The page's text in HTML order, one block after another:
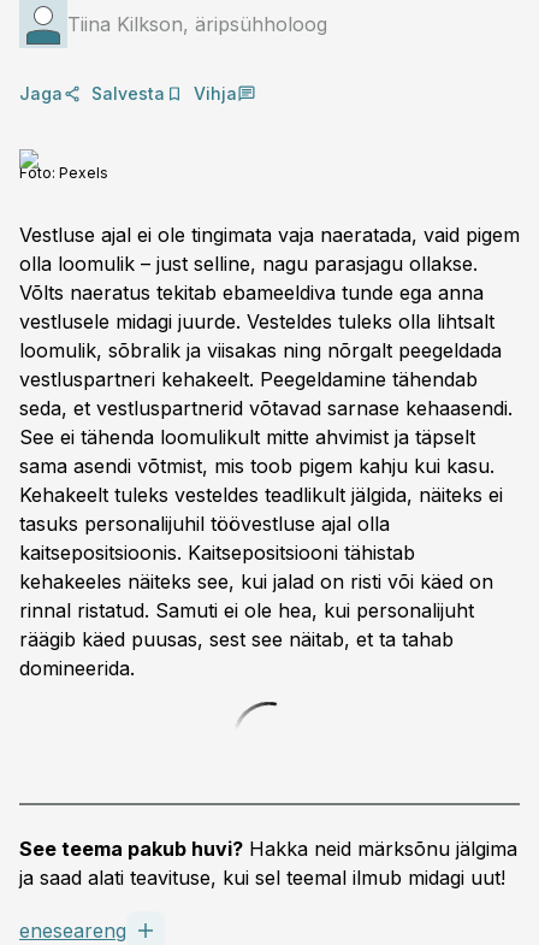
Tiina Kilkson, äripsühholoog
Jaga Salvesta Vihja
Foto: Pexels
Vestluse ajal ei ole tingimata vaja naeratada, vaid pigem
olla loomulik – just selline, nagu parasjagu ollakse.
Võlts naeratus tekitab ebameeldiva tunde ega anna
vestlusele midagi juurde. Vesteldes tuleks olla lihtsalt
loomulik, sõbralik ja viisakas ning nõrgalt peegeldada
vestluspartneri kehakeelt. Peegeldamine tähendab
seda, et vestluspartnerid võtavad sarnase kehaasendi.
See ei tähenda loomulikult mitte ahvimist ja täpselt
sama asendi võtmist, mis toob pigem kahju kui kasu.
Kehakeelt tuleks vesteldes teadlikult jälgida, näiteks ei
tasuks personalijuhil töövestluse ajal olla
kaitsepositsioonis. Kaitsepositsiooni tähistab
kehakeeles näiteks see, kui jalad on risti või käed on
rinnal ristatud. Samuti ei ole hea, kui personalijuht
räägib käed puusas, sest see näitab, et ta tahab
domineerida.
See teema pakub huvi? Hakka neid märksõnu jälgima
ja saad alati teavituse, kui sel teemal ilmub midagi uut!
eneseareng